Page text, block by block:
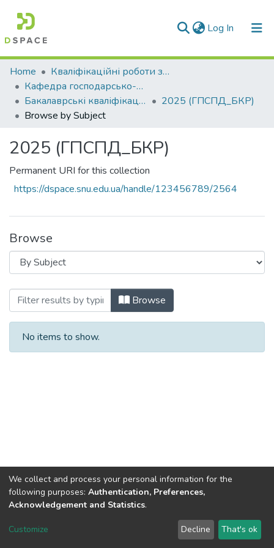
Log In (current)
Communities & Collections
All of DSpace
Home
Кваліфікаційні роботи здобувачів вищої освіти
Кафедра господарсько-правових та суспільно-політичних дисциплін (ГПСПД)
Бакалаврські кваліфікаційні роботи
2025 (ГПСПД_БКР)
Browse by Subject
2025 (ГПСПД_БКР)
Permanent URI for this collection
https://dspace.snu.edu.ua/handle/123456789/2564
Browse
Browsing 2025 (ГПСПД_БКР) by
Browse
No items to show.
Dspace & Volodymyr Dahl East Ukrainian National University
LYRASIS
Send Feedback
We collect and process your personal information for the
following purposes: Authentication, Preferences,
Acknowledgement and Statistics.
Customize Decline That's ok